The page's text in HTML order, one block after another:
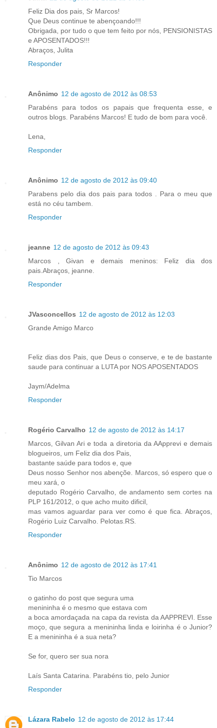
Feliz Dia dos pais, Sr Marcos!
Que Deus continue te abençoando!!!
Obrigada, por tudo o que tem feito por nós, PENSIONISTAS
e APOSENTADOS!!!
Abraços, Julita
Responder
Anônimo 12 de agosto de 2012 às 08:53
Parabéns para todos os papais que frequenta esse, e
outros blogs. Parabéns Marcos! E tudo de bom para você.
Lena,
Responder
Anônimo 12 de agosto de 2012 às 09:40
Parabens pelo dia dos pais para todos . Para o meu que
está no céu tambem.
Responder
jeanne 12 de agosto de 2012 às 09:43
Marcos , Givan e demais meninos: Feliz dia dos
pais.Abraços, jeanne.
Responder
JVasconcellos 12 de agosto de 2012 às 12:03
Grande Amigo Marco
Feliz dias dos Pais, que Deus o conserve, e te de bastante
saude para continuar a LUTA por NOS APOSENTADOS
Jaym/Adelma
Responder
Rogério Carvalho 12 de agosto de 2012 às 14:17
Marcos, Gilvan Ari e toda a diretoria da AApprevi e demais
blogueiros, um Feliz dia dos Pais,
bastante saúde para todos e, que
Deus nosso Senhor nos abençõe. Marcos, só espero que o
meu xará, o
deputado Rogério Carvalho, de andamento sem cortes na
PLP 161/2012, o que acho muito dificil,
mas vamos aguardar para ver como é que fica. Abraços,
Rogério Luiz Carvalho. Pelotas.RS.
Responder
Anônimo 12 de agosto de 2012 às 17:41
Tio Marcos
o gatinho do post que segura uma
menininha é o mesmo que estava com
a boca amordaçada na capa da revista da AAPPREVI. Esse
moço, que segura a menininha linda e loirinha é o Junior?
E a menininha é a sua neta?
Se for, quero ser sua nora
Laís Santa Catarina. Parabéns tio, pelo Junior
Responder
Lázara Rabelo 12 de agosto de 2012 às 17:44